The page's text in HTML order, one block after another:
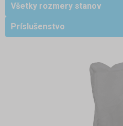
Všetky rozmery stanov
Príslušenstvo